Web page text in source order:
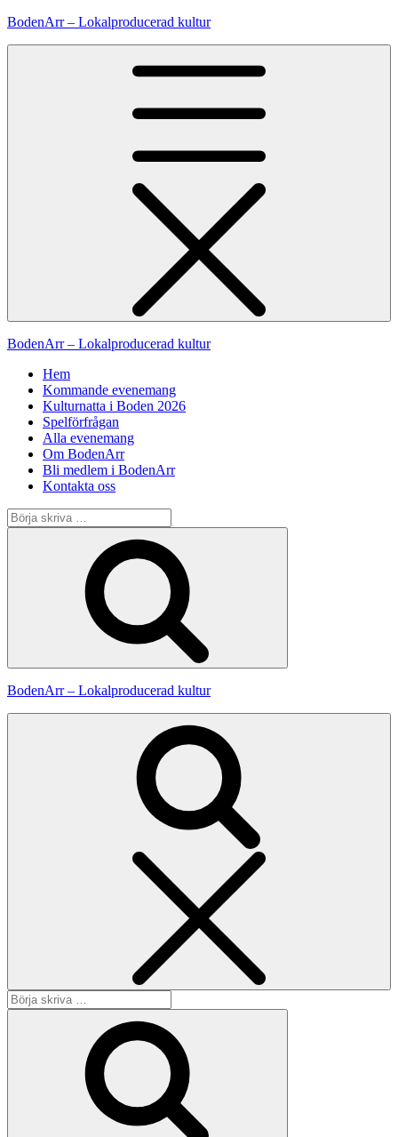
Hoppa
BodenArr – Lokalproducerad kultur
BodenArr – Lokalproducerad kultur
Hem
Kommande evenemang
Kulturnatta i Boden 2026
Spelförfrågan
Alla evenemang
Om BodenArr
Bli medlem i BodenArr
Kontakta oss
Sök
efter:
BodenArr – Lokalproducerad kultur
Sök
efter: